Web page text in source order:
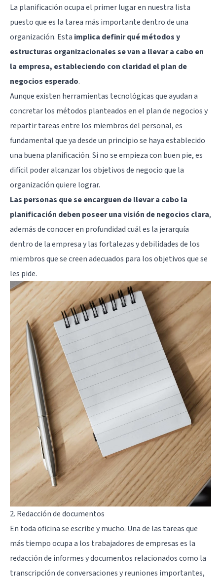
La planificación ocupa el primer lugar en nuestra lista
puesto que es la tarea más importante dentro de una
organización. Esta implica definir qué métodos y
estructuras organizacionales se van a llevar a cabo en
la empresa, estableciendo con claridad el plan de
negocios esperado.
Aunque existen herramientas tecnológicas que ayudan a
concretar los métodos planteados en el plan de negocios y
repartir tareas entre los miembros del personal, es
fundamental que ya desde un principio se haya establecido
una buena planificación. Si no se empieza con buen pie, es
difícil poder alcanzar los objetivos de negocio que la
organización quiere lograr.
Las personas que se encarguen de llevar a cabo la
planificación deben poseer una visión de negocios clara,
además de conocer en profundidad cuál es la jerarquía
dentro de la empresa y las fortalezas y debilidades de los
miembros que se creen adecuados para los objetivos que se
les pide.
2. Redacción de documentos
En toda oficina se escribe y mucho. Una de las tareas que
más tiempo ocupa a los trabajadores de empresas es la
redacción de informes y documentos relacionados como la
transcripción de conversaciones y reuniones importantes,